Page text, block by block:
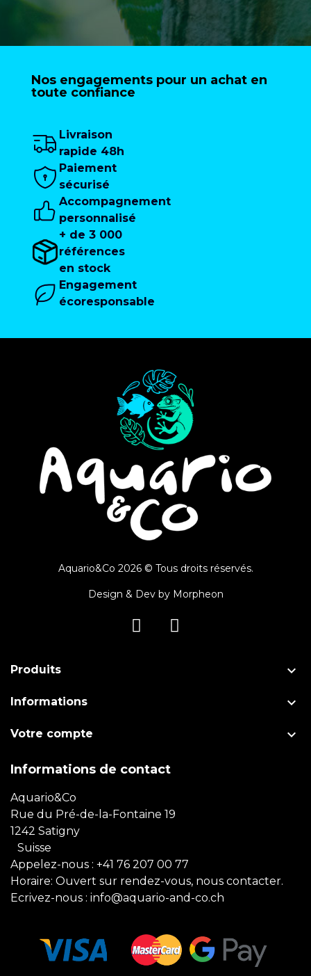
Nos engagements pour un achat en
toute confiance
Livraison
rapide 48h
Paiement
sécurisé
Accompagnement
personnalisé
+ de 3 000
références
en stock
Engagement
écoresponsable
Aquario&Co 2026 © Tous droits réservés.
Design & Dev by Morpheon
Produits 
Informations 
Votre compte 
Informations de contact
Aquario&Co
Rue du Pré-de-la-Fontaine 19
1242 Satigny
Suisse
Appelez-nous : +41 76 207 00 77
Horaire: Ouvert sur rendez-vous, nous contacter.
Ecrivez-nous : info@aquario-and-co.ch